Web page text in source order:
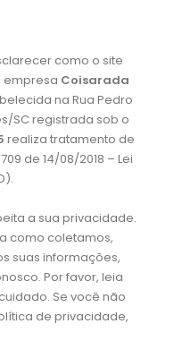
como o site
empresa Coisarada
na Rua Pedro
SC registrada sob o
realiza tratamento de
de 14/08/2018 – Lei
a sua privacidade.
como coletamos,
suas informações,
Por favor, leia
Se você não
de privacidade,